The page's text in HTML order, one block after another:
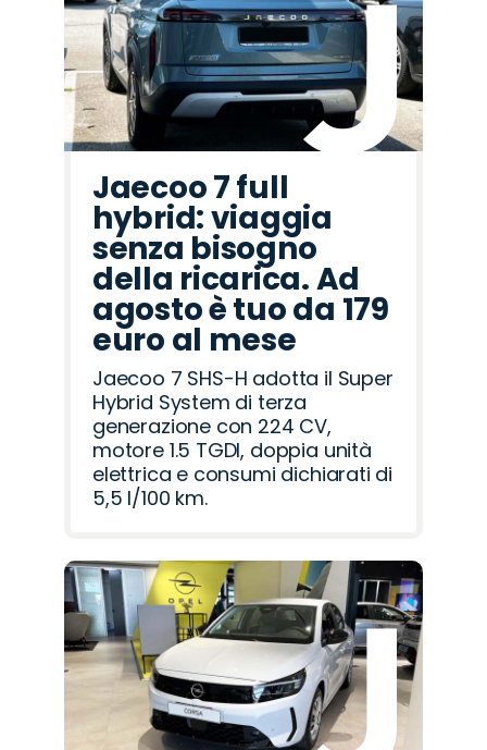
Rover
Romeo
Jaecoo 7 full
hybrid: viaggia
senza bisogno
della ricarica. Ad
agosto è tuo da 179
euro al mese
Jaecoo 7 SHS-H adotta il Super
Hybrid System di terza
generazione con 224 CV,
motore 1.5 TGDI, doppia unità
elettrica e consumi dichiarati di
5,5 l/100 km.